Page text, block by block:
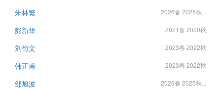
朱林繁 2026春 2025秋...
彭新华 2021春 2020秋
刘衍文 2023春 2022秋
韩正甫 2023春 2022秋
邹旭波 2026春 2025秋...